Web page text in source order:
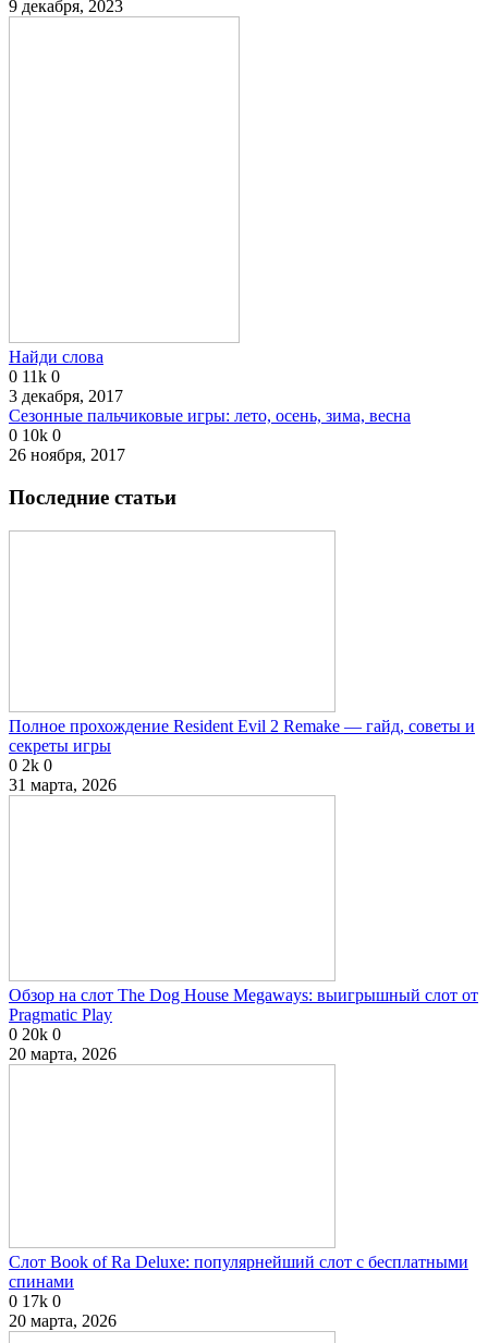
9 декабря, 2023
Найди слова
0 11k 0
3 декабря, 2017
Сезонные пальчиковые игры: лето, осень, зима, весна
0 10k 0
26 ноября, 2017
Последние статьи
Полное прохождение Resident Evil 2 Remake — гайд, советы и
секреты игры
0 2k 0
31 марта, 2026
Обзор на слот The Dog House Megaways: выигрышный слот от
Pragmatic Play
0 20k 0
20 марта, 2026
Слот Book of Ra Deluxe: популярнейший слот с бесплатными
спинами
0 17k 0
20 марта, 2026